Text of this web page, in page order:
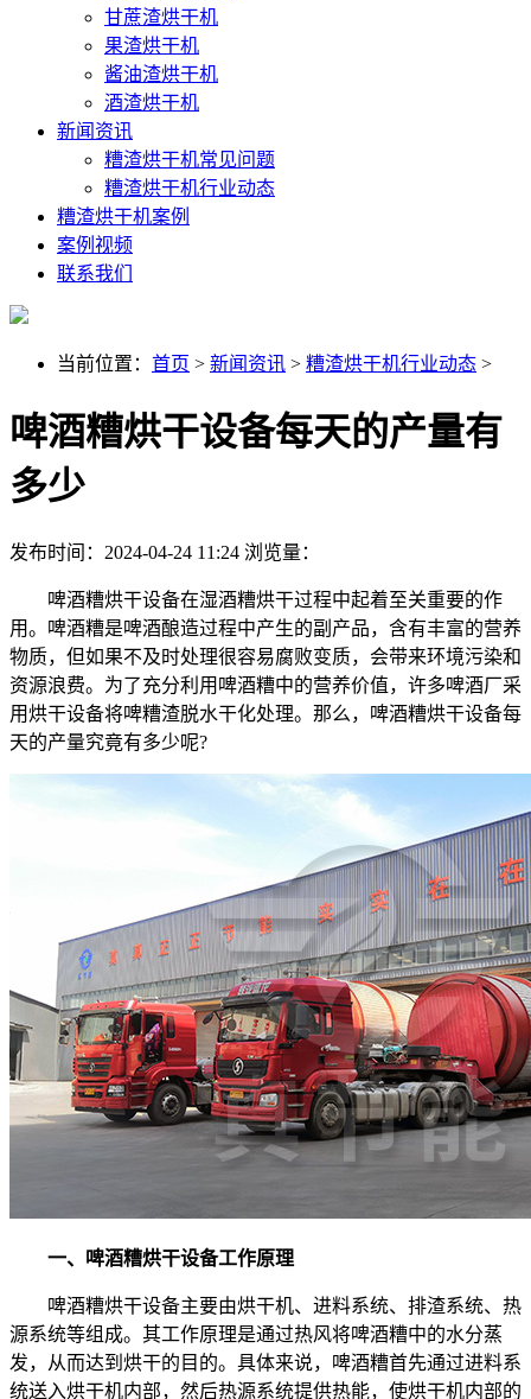
甘蔗渣烘干机
果渣烘干机
酱油渣烘干机
酒渣烘干机
新闻资讯
糟渣烘干机常见问题
糟渣烘干机行业动态
糟渣烘干机案例
案例视频
联系我们
当前位置： 首页 > 新闻资讯 > 糟渣烘干机行业动态 >
啤酒糟烘干设备每天的产量有
多少
发布时间：2024-04-24 11:24 浏览量：
啤酒糟烘干设备在湿酒糟烘干过程中起着至关重要的作
用。啤酒糟是啤酒酿造过程中产生的副产品，含有丰富的营养
物质，但如果不及时处理很容易腐败变质，会带来环境污染和
资源浪费。为了充分利用啤酒糟中的营养价值，许多啤酒厂采
用烘干设备将啤糟渣脱水干化处理。那么，啤酒糟烘干设备每
天的产量究竟有多少呢?
一、啤酒糟烘干设备工作原理
啤酒糟烘干设备主要由烘干机、进料系统、排渣系统、热
源系统等组成。其工作原理是通过热风将啤酒糟中的水分蒸
发，从而达到烘干的目的。具体来说，啤酒糟首先通过进料系
统送入烘干机内部，然后热源系统提供热能，使烘干机内部的